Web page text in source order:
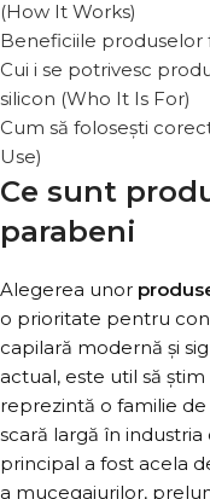
(How It Works)
Beneficiile produselor
Cui i se potrivesc
silicon (Who It Is For)
Cum să folosești
Use)
Ce sunt
parabeni
Alegerea unor
o prioritate pentru
capilară modernă și
actual, este util să știm
reprezintă o familie
scară largă în industria
principal a fost acela
a mucegaiurilor,